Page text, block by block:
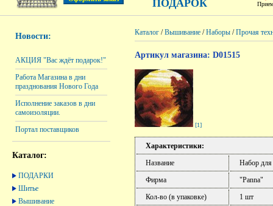
ПОДАРОК
Новости:
АКЦИЯ "Вас ждёт подарок!"
Работа Магазина в дни
празднования Нового Года
Исполнение заказов в дни
самоизоляции.
Портал поставщиков
Каталог:
ПОДАРКИ
Шитье
Вышивание
Каталог /Вышивание /Наборы /Прочая
Артикул магазина: D01515
[1]
Характеристики:
Название
Набор
Фирма
"Panna"
Кол-во (в упаковке)
1 шт